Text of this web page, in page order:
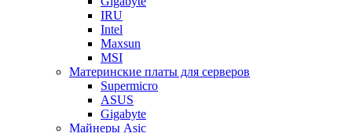
IRU
Intel
Maxsun
MSI
Материнские платы для серверов
Supermicro
ASUS
Gigabyte
Майнеры Asic